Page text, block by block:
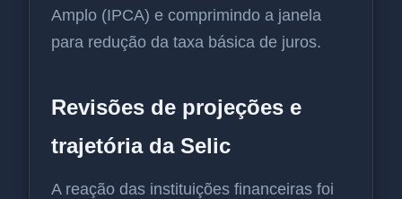
Amplo (IPCA) e comprimindo a janela
para redução da taxa básica de juros.
Revisões de projeções e
trajetória da Selic
A reação das instituições financeiras foi